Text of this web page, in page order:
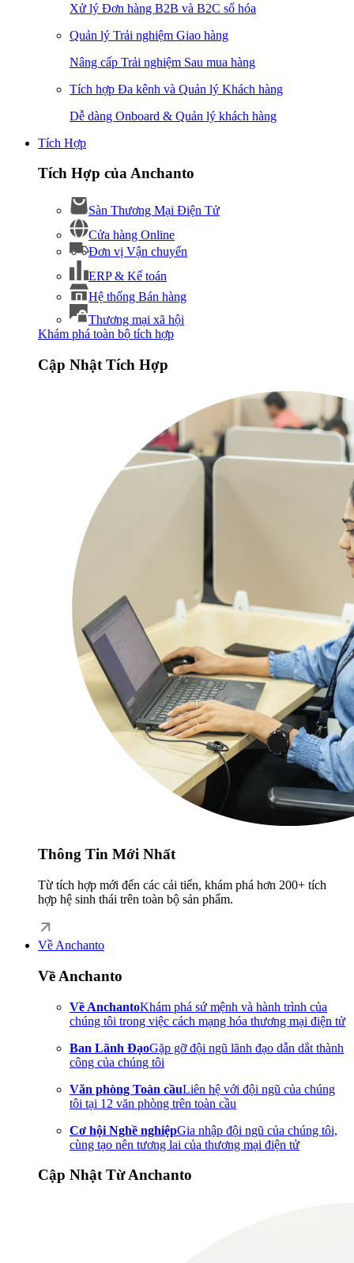
Xử lý Đơn hàng B2B và B2C số hóa
Quản lý Trải nghiệm Giao hàng
Nâng cấp Trải nghiệm Sau mua hàng
Tích hợp Đa kênh và Quản lý Khách hàng
Dễ dàng Onboard & Quản lý khách hàng
Tích Hợp
Tích Hợp của Anchanto
Sàn Thương Mại Điện Tử
Cửa hàng Online
Đơn vị Vận chuyển
ERP & Kế toán
Hệ thống Bán hàng
Thương mại xã hội
Khám phá toàn bộ tích hợp
Cập Nhật Tích Hợp
Thông Tin Mới Nhất
Từ tích hợp mới đến các cải tiến, khám phá hơn 200+ tích
hợp hệ sinh thái trên toàn bộ sản phẩm.
Về Anchanto
Về Anchanto
Về AnchantoKhám phá sứ mệnh và hành trình của
chúng tôi trong việc cách mạng hóa thương mại điện tử
Ban Lãnh ĐạoGặp gỡ đội ngũ lãnh đạo dẫn dắt thành
công của chúng tôi
Văn phòng Toàn cầuLiên hệ với đội ngũ của chúng
tôi tại 12 văn phòng trên toàn cầu
Cơ hội Nghề nghiệpGia nhập đội ngũ của chúng tôi,
cùng tạo nên tương lai của thương mại điện tử
Cập Nhật Từ Anchanto